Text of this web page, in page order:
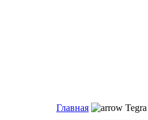
Главная